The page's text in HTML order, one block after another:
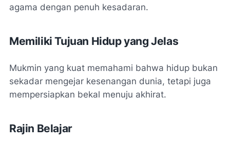
agama dengan penuh kesadaran.
Memiliki Tujuan Hidup yang Jelas
Mukmin yang kuat memahami bahwa hidup bukan
sekadar mengejar kesenangan dunia, tetapi juga
mempersiapkan bekal menuju akhirat.
Rajin Belajar